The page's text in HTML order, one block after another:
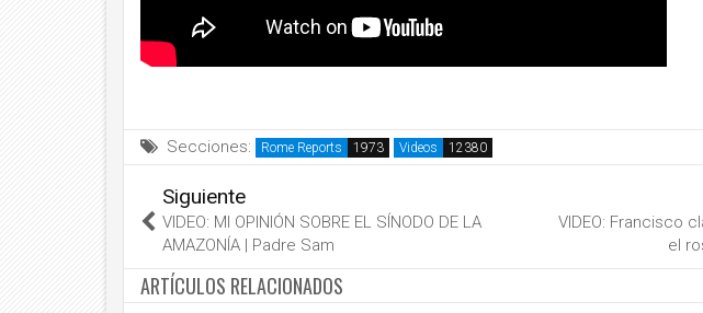
Secciones: Rome Reports Videos
Siguiente
VIDEO: MI OPINIÓN SOBRE EL SÍNODO DE LA
AMAZONÍA | Padre Sam
VIDEO: Francisco
el
ARTÍCULOS RELACIONADOS